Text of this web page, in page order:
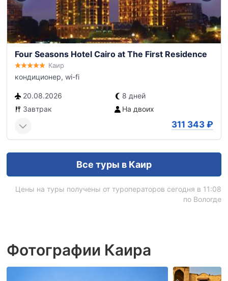
Four Seasons Hotel Cairo at The First Residence
Каир
кондиционер, wi-fi
20.08.2026
8 дней
Завтрак
На двоих
311 343 ₽
Все туры в Каир
Цены на туры получены от туроператоров сегодня в 11:08
по Вологде
Фотографии Каира